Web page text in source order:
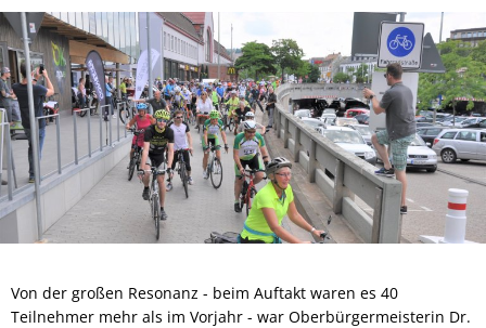
Von der großen Resonanz - beim Auftakt waren es 40
Teilnehmer mehr als im Vorjahr - war Oberbürgermeisterin Dr.